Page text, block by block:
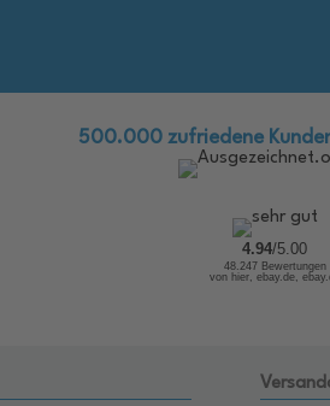
500.000 zufriedene
4.94/5.00
48.247 Bewertungen
von hier, ebay.de,